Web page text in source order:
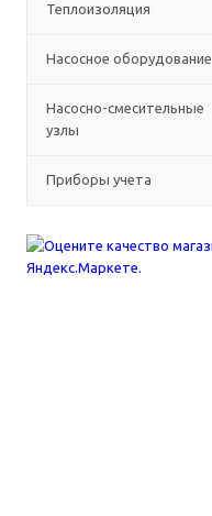
Теплоизоляция
Насосное оборудование
Насосно-смесительные
узлы
Приборы учета